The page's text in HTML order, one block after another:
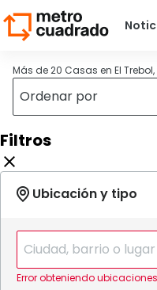
Más de 20 Casas en El
Filtros
Error obteniendo ubicaciones